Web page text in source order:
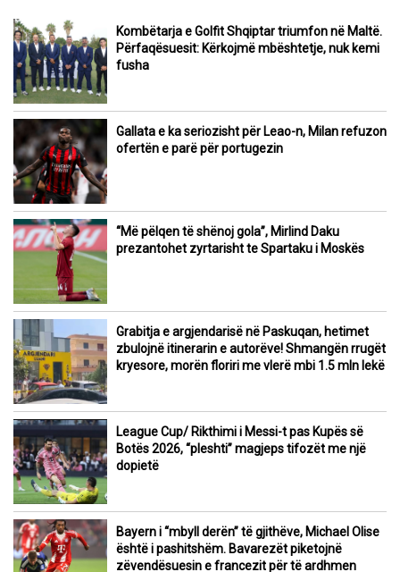
Kombëtarja e Golfit Shqiptar triumfon në Maltë.
Përfaqësuesit: Kërkojmë mbështetje, nuk kemi
fusha
Gallata e ka seriozisht për Leao-n, Milan refuzon
ofertën e parë për portugezin
“Më pëlqen të shënoj gola”, Mirlind Daku
prezantohet zyrtarisht te Spartaku i Moskës
Grabitja e argjendarisë në Paskuqan, hetimet
zbulojnë itinerarin e autorëve! Shmangën rrugët
kryesore, morën floriri me vlerë mbi 1.5 mln lekë
League Cup/ Rikthimi i Messi-t pas Kupës së
Botës 2026, “pleshti” magjeps tifozët me një
dopietë
Bayern i “mbyll derën” të gjithëve, Michael Olise
është i pashitshëm. Bavarezët piketojnë
zëvendësuesin e francezit për të ardhmen